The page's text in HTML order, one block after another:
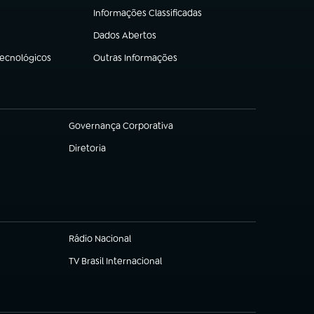
Informações Classificadas
(abre em nova aba)
Dados Abertos
(abre em nova aba)
Outras Informações
(abre em nova aba)
Governança Corporativa
(abre em nova aba)
Diretoria
(abre em nova aba)
Rádio Nacional
(abre em nova aba)
TV Brasil Internacional
(abre em nova aba)